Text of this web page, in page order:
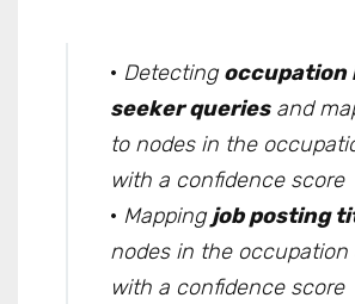
· Detectingoccupation
seeker queriesand
to nodes in the
with a confidence score
· Mappingjob posting
nodes in the occupation
with a confidence score